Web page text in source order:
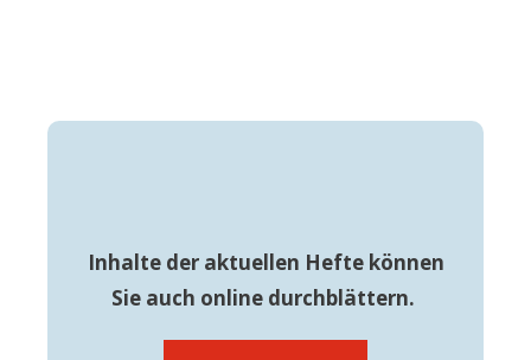
Inhalte der aktuellen Hefte können
Sie auch online durchblättern.